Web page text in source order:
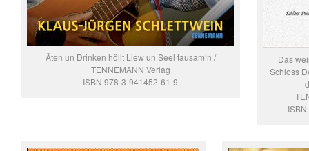
Äten un Drinken höllt Liew un Seel tausam‘n /
TENNEMANN Verlag
ISBN 978-3-941452-61-9
Das
Schloss